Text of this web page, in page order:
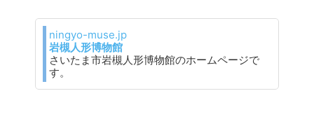
ningyo-muse.jp
岩槻人形博物館
さいたま市岩槻人形博物館のホームページで
す。